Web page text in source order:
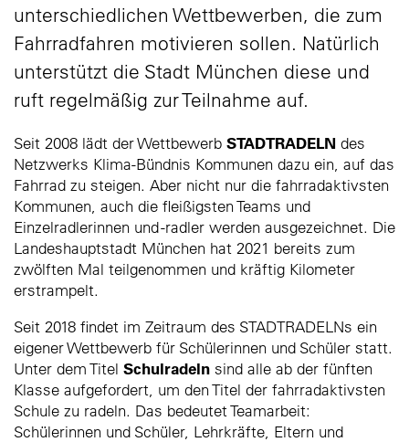
unterschiedlichen Wettbewerben, die zum
Fahrradfahren motivieren sollen. Natürlich
unterstützt die Stadt München diese und
ruft regelmäßig zur Teilnahme auf.
Seit 2008 lädt der Wettbewerb STADTRADELN des
Netzwerks Klima-Bündnis Kommunen dazu ein, auf das
Fahrrad zu steigen. Aber nicht nur die fahrradaktivsten
Kommunen, auch die fleißigsten Teams und
Einzelradlerinnen und -radler werden ausgezeichnet. Die
Landeshauptstadt München hat 2021 bereits zum
zwölften Mal teilgenommen und kräftig Kilometer
erstrampelt.
Seit 2018 findet im Zeitraum des STADTRADELNs ein
eigener Wettbewerb für Schülerinnen und Schüler statt.
Unter dem Titel Schulradeln sind alle ab der fünften
Klasse aufgefordert, um den Titel der fahrradaktivsten
Schule zu radeln. Das bedeutet Teamarbeit:
Schülerinnen und Schüler, Lehrkräfte, Eltern und